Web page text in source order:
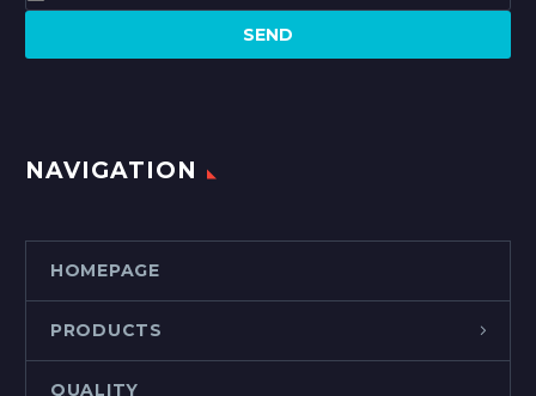
NAVIGATION
HOMEPAGE
PRODUCTS
QUALITY